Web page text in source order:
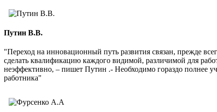
Путин В.В.
"Переход на инновационный путь развития связан, прежде
сделать квалификацию каждого видимой, различимой для
неэффективно, – пишет Путин .- Необходимо гораздо полнее
работника"